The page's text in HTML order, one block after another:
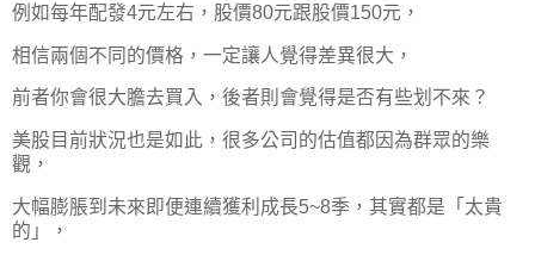
例如每年配發4元左右，股價80元跟股價150元，
相信兩個不同的價格，一定讓人覺得差異很大，
前者你會很大膽去買入，後者則會覺得是否有些划不來？
美股目前狀況也是如此，很多公司的估值都因為群眾的樂
觀，
大幅膨脹到未來即便連續獲利成長5~8季，其實都是「太貴
的」，